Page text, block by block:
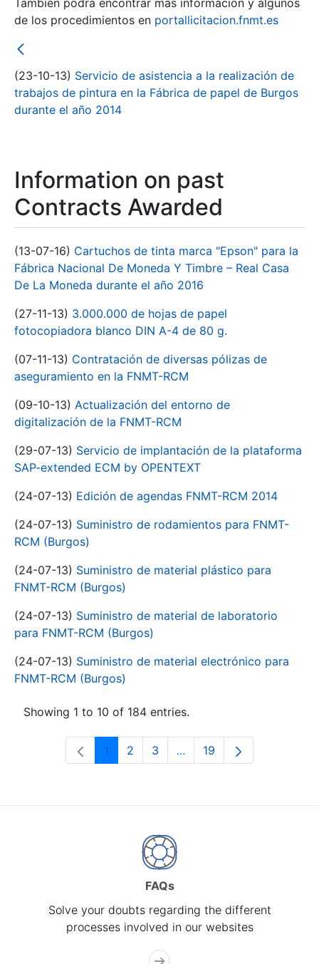
Show/Hide
También podrá encontrar más información y algunos
de los procedimientos en portallicitacion.fnmt.es
(23-10-13) Servicio de asistencia a la realización de
trabajos de pintura en la Fábrica de papel de Burgos
durante el año 2014
Information on past
Contracts Awarded
(13-07-16) Cartuchos de tinta marca "Epson" para la
Fábrica Nacional De Moneda Y Timbre – Real Casa
De La Moneda durante el año 2016
(27-11-13) 3.000.000 de hojas de papel
fotocopiadora blanco DIN A-4 de 80 g.
(07-11-13) Contratación de diversas pólizas de
aseguramiento en la FNMT-RCM
(09-10-13) Actualización del entorno de
digitalización de la FNMT-RCM
(29-07-13) Servicio de implantación de la plataforma
SAP-extended ECM by OPENTEXT
(24-07-13) Edición de agendas FNMT-RCM 2014
(24-07-13) Suministro de rodamientos para FNMT-
RCM (Burgos)
(24-07-13) Suministro de material plástico para
FNMT-RCM (Burgos)
(24-07-13) Suministro de material de laboratorio
para FNMT-RCM (Burgos)
(24-07-13) Suministro de material electrónico para
FNMT-RCM (Burgos)
Showing 1 to 10 of 184 entries.
Page
1 Page
2 Page
3 ...Intermediate Pages Use
Page
19
FAQs
Solve your doubts regarding the different
processes involved in our websites